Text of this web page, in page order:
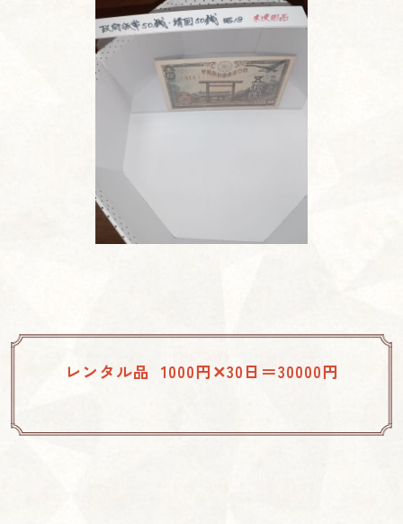
レンタル品 1000円✕30日＝30000円